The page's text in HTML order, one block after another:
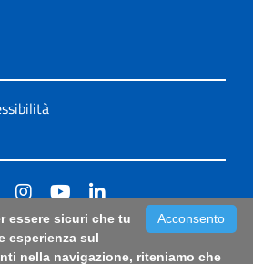
segnalazione di prima istanza per
Acconsento
essere sicuri che tu
esperienza sul
nella navigazione, riteniamo che